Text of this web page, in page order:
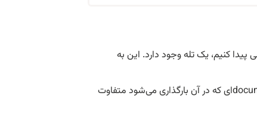
کنیم، یک تله وجود دارد. این به
به محض ایجاد یک iframe بلافاصله یک document دارد. اما آن document با documentای که در آن بارگذاری می‌شود متفاوت